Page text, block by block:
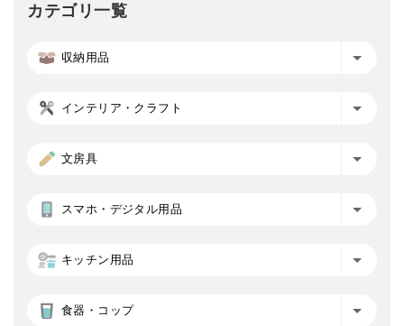
カテゴリ一覧
収納用品
インテリア・クラフト
文房具
スマホ・デジタル用品
キッチン用品
食器・コップ